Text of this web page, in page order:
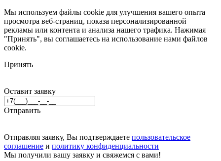
Мы используем файлы cookie для улучшения вашего опыта
просмотра веб-страниц, показа персонализированной
рекламы или контента и анализа нашего трафика. Нажимая
"Принять", вы соглашаетесь на использование нами файлов
cookie.
Принять
Оставит заявку
Отправить
Отправляя заявку, Вы подтверждаете пользовательское
соглашение и политику конфиденциальности
Мы получили вашу заявку и свяжемся с вами!